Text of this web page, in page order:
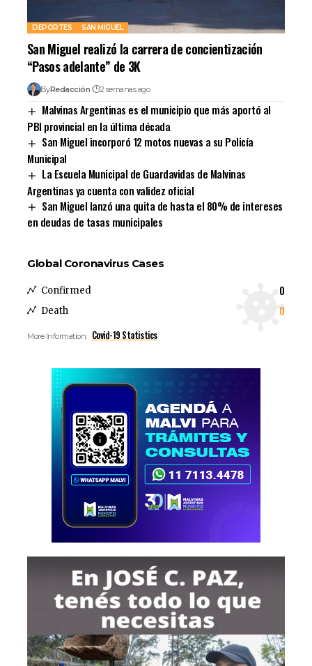
DEPORTES SAN MIGUEL
San Miguel realizó la carrera de concientización
“Pasos adelante” de 3K
ByRedacción 2 semanas ago
Malvinas Argentinas es el municipio que más aportó al
PBI provincial en la última década
San Miguel incorporó 12 motos nuevas a su Policía
Municipal
La Escuela Municipal de Guardavidas de Malvinas
Argentinas ya cuenta con validez oficial
San Miguel lanzó una quita de hasta el 80% de intereses
en deudas de tasas municipales
Global Coronavirus Cases
Confirmed 0
Death 0
More Information: Covid-19 Statistics